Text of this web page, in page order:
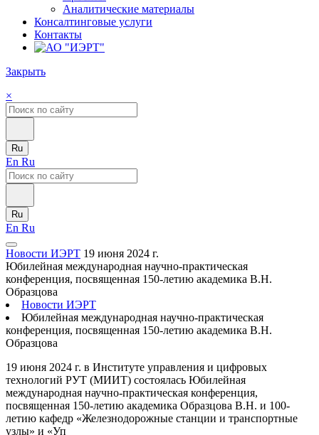
Аналитические материалы
Консалтинговые услуги
Контакты
Закрыть
×
Ru
En Ru
Ru
En Ru
Новости ИЭРТ 19 июня 2024 г.
Юбилейная международная научно-практическая
конференция, посвященная 150-летию академика В.Н.
Образцова
Новости ИЭРТ
Юбилейная международная научно-практическая
конференция, посвященная 150-летию академика В.Н.
Образцова
19 июня 2024 г. в Институте управления и цифровых
технологий РУТ (МИИТ) состоялась Юбилейная
международная научно-практическая конференция,
посвященная 150-летию академика Образцова В.Н. и 100-
летию кафедр «Железнодорожные станции и транспортные
узлы» и «Уп